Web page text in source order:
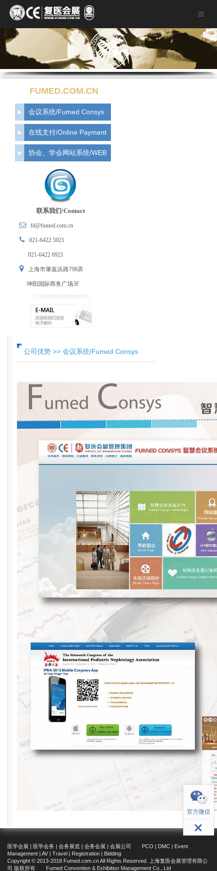
FUMED.COM.CN
会议系统/Fumed Consys
在线支付/Online Payment
协会、学会网站系统/WEB
联系我们/Contact
fd@fumed.com.cn
021-6422 5921
021-6422 6921
上海市肇嘉浜路798弄
坤阳国际商务广场3F
公司优势 >> 会议系统/Fumed Consys
医学会展 | 医学会务 | 会务展览 | 会务会展 | 会展公司 PCO | DMC | Event
Management | AV | Travel | Registration | Bidding
Copyright © 2013-2018 Fumed.com.cn All Rights Reserved. 上海复医会展管理有限公
司 版权所有 Fumed Convention & Exhibition Management Co., Ltd
官方微信